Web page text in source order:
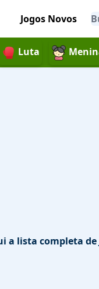
Jogos Novos
Luta
lista completa de